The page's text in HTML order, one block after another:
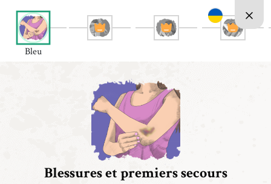
Bleu
Blessures et premiers secours